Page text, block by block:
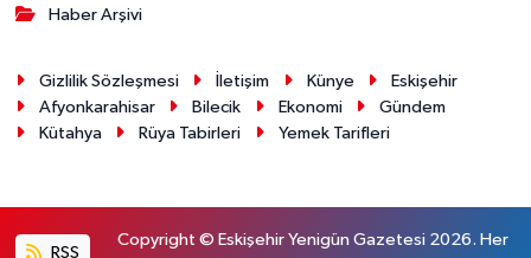
Haber Arşivi
Gizlilik Sözleşmesi İletişim Künye
Eskişehir
Afyonkarahisar
Bilecik Ekonomi
Gündem
Kütahya
Rüya Tabirleri Yemek Tarifleri
RSS
Copyright © Eskişehir Yenigün Gazetesi 2026. Her